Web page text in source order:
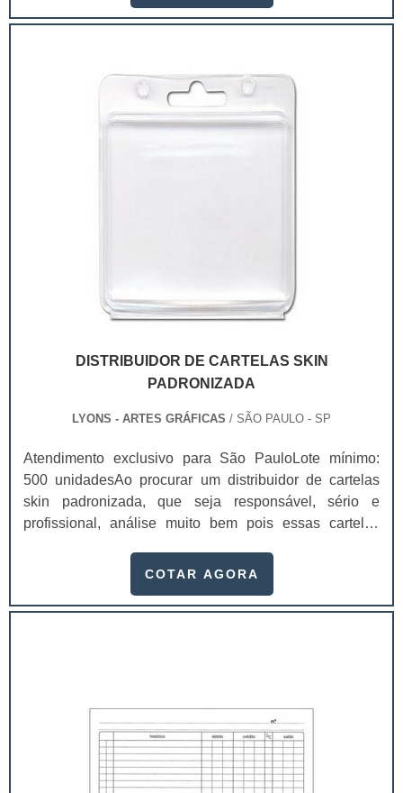
extremamente competitivo, assim, as embalagens
DISTRIBUIDOR DE CARTELAS SKIN
PADRONIZADA
LYONS - ARTES GRÁFICAS / SÃO PAULO - SP
Atendimento exclusivo para São PauloLote mínimo:
500 unidadesAo procurar um distribuidor de cartelas
skin padronizada, que seja responsável, sério e
profissional, análise muito bem pois essas cartelas
produto.A busca por empresas sérias para adquirir esse
podem assegurar aos clientes características pontuais
COTAR AGORA